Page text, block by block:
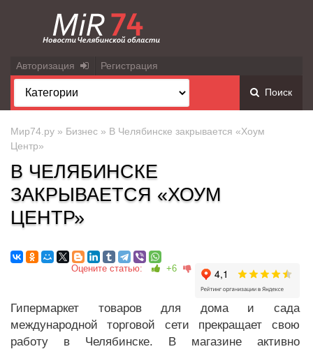
Авторизация Регистрация
Поиск
Мир74.ру » Бизнес » В Челябинске закрывается «Хоум
Центр»
В ЧЕЛЯБИНСКЕ
ЗАКРЫВАЕТСЯ «ХОУМ
ЦЕНТР»
Оцените статью: +6
Гипермаркет товаров для дома и сада
международной торговой сети прекращает свою
работу в Челябинске. В магазине активно